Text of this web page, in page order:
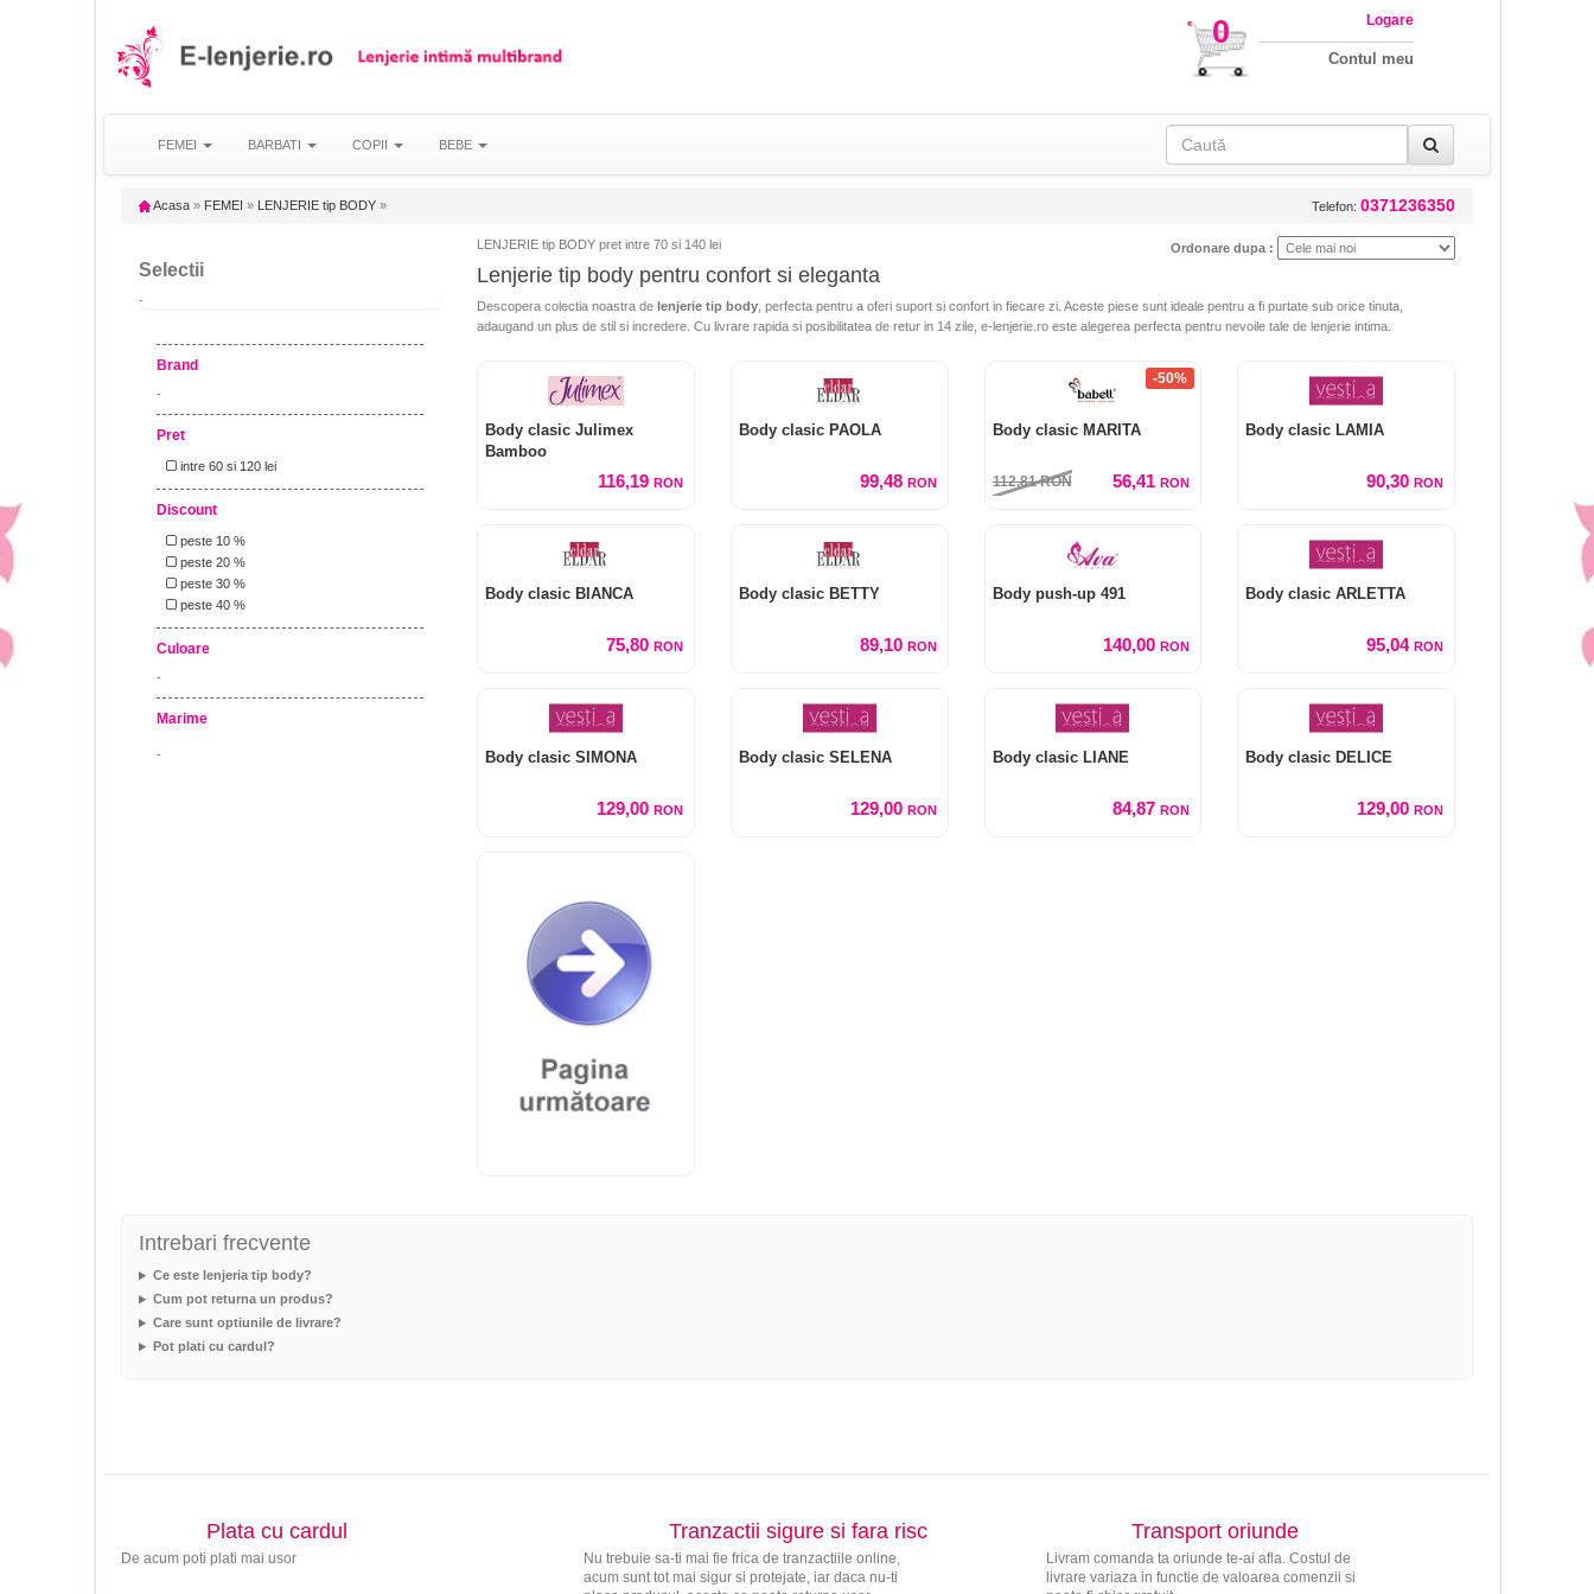
0 Logare
Contul meu
FEMEI BARBATI COPII BEBE
Acasa » FEMEI » LENJERIE tip BODY » Telefon: 0371236350
Selectii
-
Brand
-
Pret
intre 60 si 120 lei
Discount
peste 10 %
peste 20 %
peste 30 %
peste 40 %
Culoare
-
Marime
-
LENJERIE tip BODY pret intre 70 si 140 lei Ordonare dupa :
Lenjerie tip body pentru confort si eleganta
Descopera colectia noastra de lenjerie tip body , perfecta pentru a oferi suport si confort in fiecare zi. Aceste piese sunt ideale pentru a fi purtate sub orice tinuta,
adaugand un plus de stil si incredere. Cu livrare rapida si posibilitatea de retur in 14 zile, e-lenjerie.ro este alegerea perfecta pentru nevoile tale de lenjerie intima.
Body clasic Julimex
Bamboo
116,19 RON
Body clasic PAOLA
99,48 RON
-50%
Body clasic MARITA
112,81RON 56,41RON
Body clasic LAMIA
90,30 RON
Body clasic BIANCA
75,80 RON
Body clasic BETTY
89,10 RON
Body push-up 491
140,00RON
Body clasic ARLETTA
95,04 RON
Body clasic SIMONA
129,00 RON
Body clasic SELENA
129,00 RON
Body clasic LIANE
84,87RON
Body clasic DELICE
129,00 RON
Intrebari frecvente
Ce este lenjeria tip body?
Cum pot returna un produs?
Care sunt optiunile de livrare?
Pot plati cu cardul?
Plata cu cardul
De acum poti plati mai usor
Tranzactii sigure si fara risc
Nu trebuie sa-ti mai fie frica de tranzactiile online,
acum sunt tot mai sigur si protejate, iar daca nu-ti
Transport oriunde
Livram comanda ta oriunde te-ai afla. Costul de
livrare variaza in functie de valoarea comenzii si